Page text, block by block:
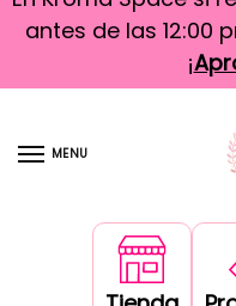
antes de las 12:00
¡
MENU